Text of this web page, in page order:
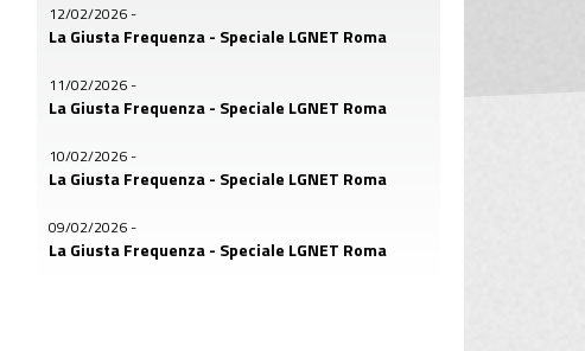
12/02/2026-
La Giusta Frequenza - Speciale LGNET Roma
11/02/2026-
La Giusta Frequenza - Speciale LGNET Roma
10/02/2026-
La Giusta Frequenza - Speciale LGNET Roma
09/02/2026-
La Giusta Frequenza - Speciale LGNET Roma